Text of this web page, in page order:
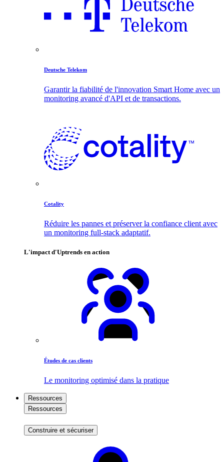
Deutsche Telekom
Garantir la fiabilité de l'innovation Smart Home avec un
monitoring avancé d'API et de transactions.
Cotality
Réduire les pannes et préserver la confiance client avec
un monitoring full-stack adaptatif.
L'impact d'Uptrends en action
Études de cas clients
Le monitoring optimisé dans la pratique
Ressources
Ressources
Construire et sécuriser